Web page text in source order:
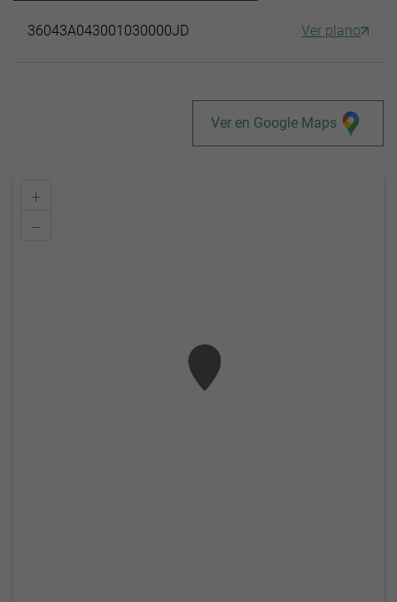
36043A043001030000JD Ver plano
Ver en Google Maps
+
–